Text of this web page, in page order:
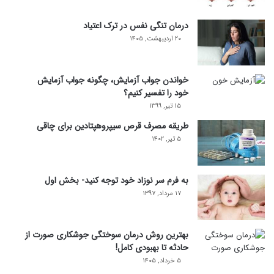
درمان تنگی نفس در ترک اعتیاد
۲۰ اردیبهشت, ۱۴۰۵
خواندن جواب آزمایش، چگونه جواب آزمایش
خود را تفسیر کنیم؟
۱۵ تیر, ۱۳۹۹
طریقه مصرف قرص سیپروهپتادین برای چاقی
۵ تیر, ۱۴۰۲
به فرم سر نوزاد خود توجه کنید- بخش اول
۱۷ مرداد, ۱۳۹۷
بهترین روش درمان سوختگی جوشکاری صورت از
حادثه تا بهبودی کامل!
۵ خرداد, ۱۴۰۵